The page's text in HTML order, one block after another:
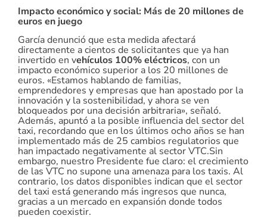
Impacto económico y social: Más de 20 millones de
euros en juego
García denunció que esta medida afectará
directamente a cientos de solicitantes que ya han
invertido en vehículos 100% eléctricos, con un
impacto económico superior a los 20 millones de
euros. «Estamos hablando de familias,
emprendedores y empresas que han apostado por la
innovación y la sostenibilidad, y ahora se ven
bloqueados por una decisión arbitraria», señaló.
Además, apuntó a la posible influencia del sector del
taxi, recordando que en los últimos ocho años se han
implementado más de 25 cambios regulatorios que
han impactado negativamente al sector VTC.Sin
embargo, nuestro Presidente fue claro: el crecimiento
de las VTC no supone una amenaza para los taxis. Al
contrario, los datos disponibles indican que el sector
del taxi está generando más ingresos que nunca,
gracias a un mercado en expansión donde todos
pueden coexistir.